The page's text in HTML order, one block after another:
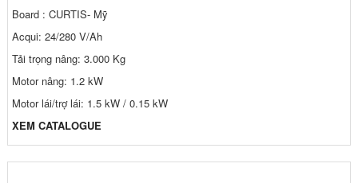
Board : CURTIS- Mỹ
Acqui: 24/280 V/Ah
Tải trọng nâng: 3.000 Kg
Motor nâng: 1.2 kW
Motor lái/trợ lái: 1.5 kW / 0.15 kW
XEM CATALOGUE